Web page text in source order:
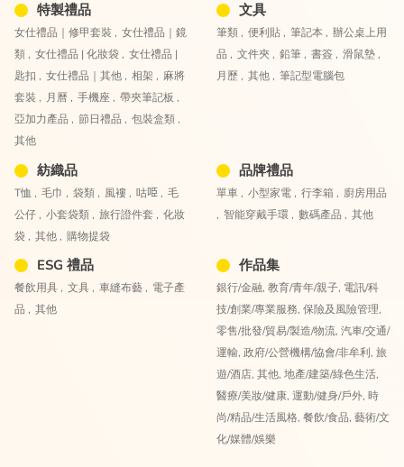
特製禮品
女仕禮品｜修甲套裝 , 女仕禮品｜鏡
類 , 女仕禮品 | 化妝袋 , 女仕禮品 |
匙扣 , 女仕禮品｜其他 , 相架 , 麻將
套裝 , 月曆 , 手機座 , 帶夾筆記板 ,
亞加力產品 , 節日禮品 , 包裝盒類 ,
其他
文具
筆類 , 便利貼 , 筆記本 , 辦公桌上用
品 , 文件夾 , 鉛筆 , 書簽 , 滑鼠墊 ,
月歷 , 其他 , 筆記型電腦包
紡織品
T恤 , 毛巾 , 袋類 , 風褸 , 咕𠱸 , 毛
公仔 , 小套袋類 , 旅行證件套 , 化妝
袋 , 其他 , 購物提袋
品牌禮品
單車 , 小型家電 , 行李箱 , 廚房用品
, 智能穿戴手環 , 數碼產品 , 其他
ESG 禮品
餐飲用具 , 文具 , 車縫布藝 , 電子產
品 , 其他
作品集
銀行/金融, 教育/青年/親子, 電訊/科
技/創業/專業服務, 保險及風險管理,
零售/批發/貿易/製造/物流, 汽車/交通/
運輸, 政府/公營機構/協會/非牟利, 旅
遊/酒店, 其他, 地產/建築/綠色生活,
醫療/美妝/健康, 運動/健身/戶外, 時
尚/精品/生活風格, 餐飲/食品, 藝術/文
化/媒體/娛樂